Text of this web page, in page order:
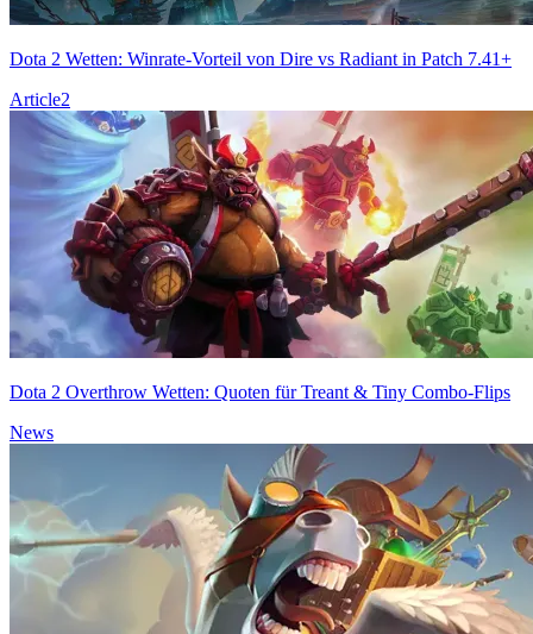
Dota 2 Wetten: Winrate-Vorteil von Dire vs Radiant in Patch 7.41+
Article2
Dota 2 Overthrow Wetten: Quoten für Treant & Tiny Combo-Flips
News